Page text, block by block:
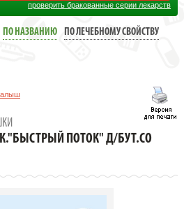
проверить бракованные серии лекарств
ПО НАЗВАНИЮ
ПО ЛЕЧЕБНОМУ СВОЙСТВУ
поток" д/бут.со станд.горл.
ПОТОК" Д/БУТ.СО